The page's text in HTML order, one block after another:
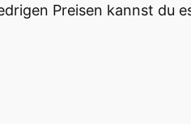
Preisen kannst du